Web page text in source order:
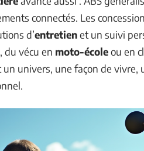
connectés. Les
d’entretienet un suivi
du vécu en moto-écoleou en
un univers, une façon de